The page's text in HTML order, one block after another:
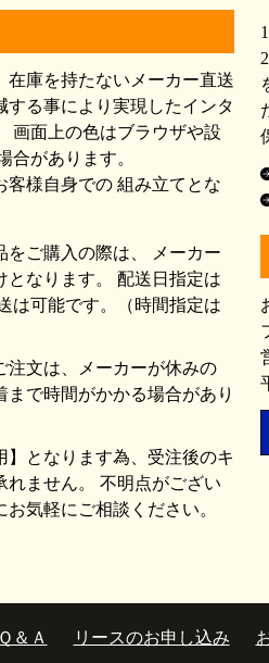
在庫を持たないメーカー直送
する事により実現したインタ
画面上の色はブラウザや設
合があります。
客様自身での 組み立てとな
ご購入の際は、 メーカー
となります。 配送日指定は
は可能です。（時間指定は
文は、メーカーが休みの
で時間がかかる場合があり
となります為、受注後のキ
れません。 不明点がござい
気軽にご相談ください。
＆Ａ リースのお申し込み